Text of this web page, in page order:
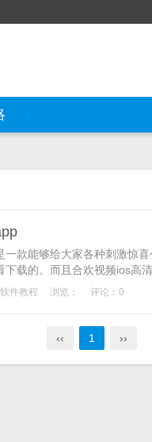
款能够给大家各种刺激惊
下载的。而且合欢视频ios高
，能够给大家最大限度的
软件教程 浏览： 评论：0
‹‹ 1 ››